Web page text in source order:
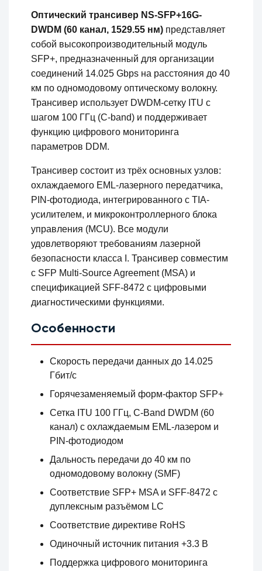
Оптический трансивер NS-SFP+16G-
DWDM (60 канал, 1529.55 нм) представляет
собой высокопроизводительный модуль
SFP+, предназначенный для организации
соединений 14.025 Gbps на расстояния до 40
км по одномодовому оптическому волокну.
Трансивер использует DWDM-сетку ITU с
шагом 100 ГГц (C-band) и поддерживает
функцию цифрового мониторинга
параметров DDM.
Трансивер состоит из трёх основных узлов:
охлаждаемого EML-лазерного передатчика,
PIN-фотодиода, интегрированного с TIA-
усилителем, и микроконтроллерного блока
управления (MCU). Все модули
удовлетворяют требованиям лазерной
безопасности класса I. Трансивер совместим
с SFP Multi-Source Agreement (MSA) и
спецификацией SFF-8472 с цифровыми
диагностическими функциями.
Особенности
Скорость передачи данных до 14.025
Гбит/с
Горячезаменяемый форм-фактор SFP+
Сетка ITU 100 ГГц, C-Band DWDM (60
канал) с охлаждаемым EML-лазером и
PIN-фотодиодом
Дальность передачи до 40 км по
одномодовому волокну (SMF)
Соответствие SFP+ MSA и SFF-8472 с
дуплексным разъёмом LC
Соответствие директиве RoHS
Одиночный источник питания +3.3 В
Поддержка цифрового мониторинга